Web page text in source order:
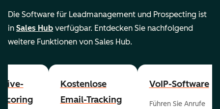
Die Software für Leadmanagement und Prospecting ist
in Sales Hub verfügbar. Entdecken Sie nachfolgend
weitere Funktionen von Sales Hub.
Kostenlose
Email-Tracking
VoIP-Software
Führen Sie Anrufe